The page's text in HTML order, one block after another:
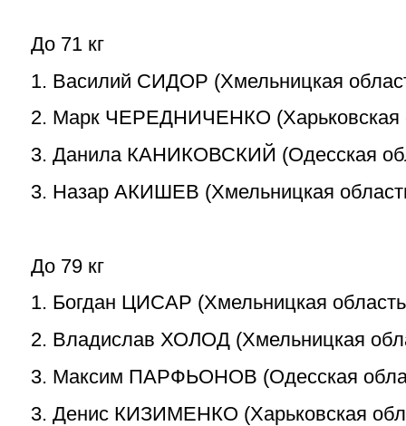
До 71 кг
1. Василий СИДОР (Хмельницкая
2. Марк ЧЕРЕДНИЧЕНКО (Харьковская
3. Данила КАНИКОВСКИЙ (Одесская
3. Назар АКИШЕВ (Хмельницкая
До 79 кг
1. Богдан ЦИСАР (Хмельницкая
2. Владислав ХОЛОД (Хмельницкая
3. Максим ПАРФЬОНОВ (Одесская
3. Денис КИЗИМЕНКО (Харьковская